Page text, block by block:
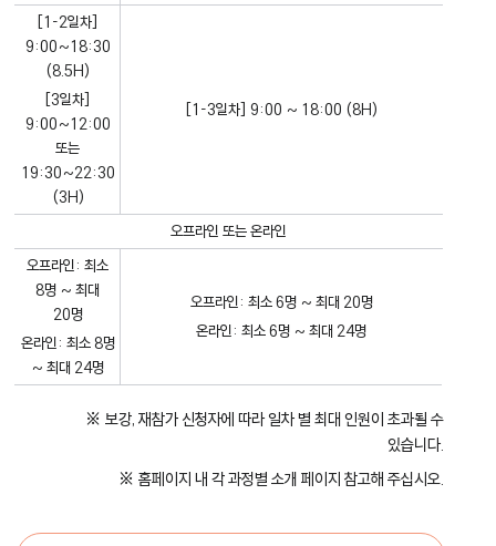
[1-2일차]
9:00~18:30
(8.5H)
[3일차]
9:00~12:00
또는
19:30~22:30
(3H)
[1-3일차] 9:00 ~ 18:00 (8H)
오프라인 또는 온라인
오프라인: 최소
8명 ~ 최대
20명
온라인: 최소 8명
~ 최대 24명
오프라인: 최소 6명 ~ 최대 20명
온라인: 최소 6명 ~ 최대 24명
보강, 재참가 신청자에 따라 일차 별 최대 인원이 초과될 수
있습니다.
홈페이지 내 각 과정별 소개 페이지 참고해 주십시오.